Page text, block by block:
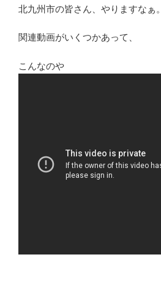
北九州市の皆さん、やりますなぁ。
関連動画がいくつかあって、
こんなのや